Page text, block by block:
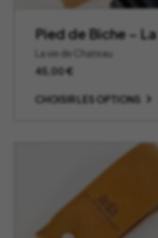
Pied de Biche –
La vie de Chateau
45,00€
CHOISIR LES OPTIONS